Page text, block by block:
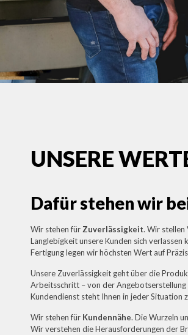
UNSERE
Dafür stehen wir
Wir stehen für Zuverlässigkeit. Wir stellen
Langlebigkeit unsere Kunden sich
Fertigung legen wir höchsten Wert auf
Unsere Zuverlässigkeit geht über die
Arbeitsschritt – von der Angebotserstellung
Kundendienst steht Ihnen in jeder Situation
Wir stehen für Kundennähe. Die Wurzeln
Wir verstehen die Herausforderungen der